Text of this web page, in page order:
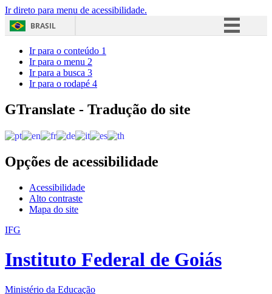
Ir direto para menu de acessibilidade.
BRASIL
Acesso à informação
Ir para o conteúdo 1
Ir para o menu 2
Ir para a busca 3
Ir para o rodapé 4
GTranslate - Tradução do site
Opções de acessibilidade
Acessibilidade
Alto contraste
Mapa do site
IFG
Instituto Federal de Goiás
Ministério da Educação